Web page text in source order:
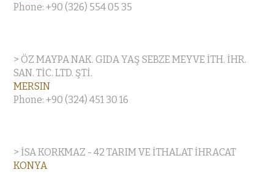
Phone: +90 (326) 554 05 35
> ÖZ MAYPA NAK. GIDA YAŞ SEBZE MEYVE İTH. İHR.
SAN. TİC. LTD. ŞTİ.
MERSIN
Phone: +90 (324) 451 30 16
> İSA KORKMAZ - 42 TARIM VE İTHALAT İHRACAT
KONYA